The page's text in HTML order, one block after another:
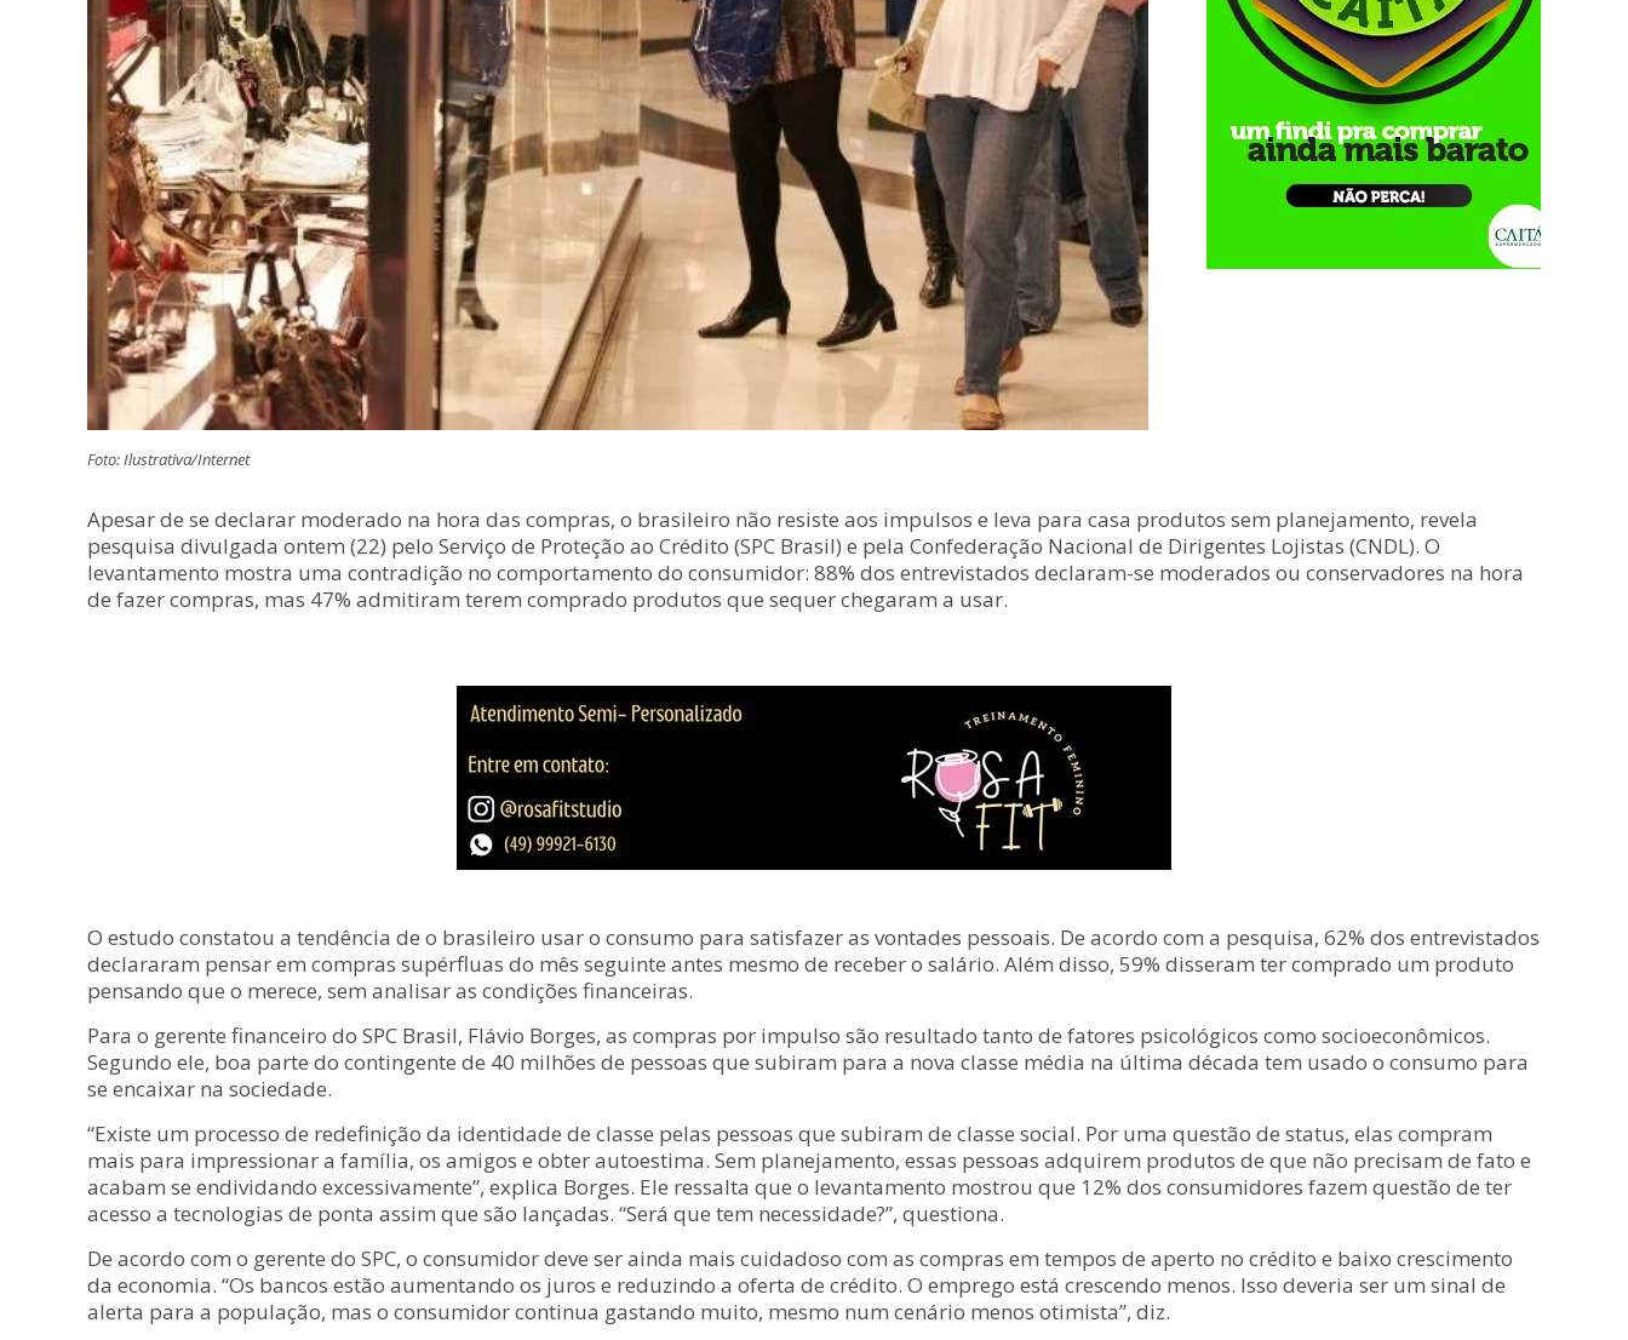
Foto: Ilustrativa/Internet
Apesar de se declarar moderado na hora das compras, o brasileiro não resiste aos impulsos e leva para casa produtos sem planejamento, revela
pesquisa divulgada ontem (22) pelo Serviço de Proteção ao Crédito (SPC Brasil) e pela Confederação Nacional de Dirigentes Lojistas (CNDL). O
levantamento mostra uma contradição no comportamento do consumidor: 88% dos entrevistados declaram-se moderados ou conservadores na hora
de fazer compras, mas 47% admitiram terem comprado produtos que sequer chegaram a usar.
O estudo constatou a tendência de o brasileiro usar o consumo para satisfazer as vontades pessoais. De acordo com a pesquisa, 62% dos entrevistados
declararam pensar em compras supérfluas do mês seguinte antes mesmo de receber o salário. Além disso, 59% disseram ter comprado um produto
pensando que o merece, sem analisar as condições financeiras.
Para o gerente financeiro do SPC Brasil, Flávio Borges, as compras por impulso são resultado tanto de fatores psicológicos como socioeconômicos.
Segundo ele, boa parte do contingente de 40 milhões de pessoas que subiram para a nova classe média na última década tem usado o consumo para
se encaixar na sociedade.
“Existe um processo de redefinição da identidade de classe pelas pessoas que subiram de classe social. Por uma questão de status, elas compram
mais para impressionar a família, os amigos e obter autoestima. Sem planejamento, essas pessoas adquirem produtos de que não precisam de fato e
acabam se endividando excessivamente”, explica Borges. Ele ressalta que o levantamento mostrou que 12% dos consumidores fazem questão de ter
acesso a tecnologias de ponta assim que são lançadas. “Será que tem necessidade?”, questiona.
De acordo com o gerente do SPC, o consumidor deve ser ainda mais cuidadoso com as compras em tempos de aperto no crédito e baixo crescimento
da economia. “Os bancos estão aumentando os juros e reduzindo a oferta de crédito. O emprego está crescendo menos. Isso deveria ser um sinal de
alerta para a população, mas o consumidor continua gastando muito, mesmo num cenário menos otimista”, diz.